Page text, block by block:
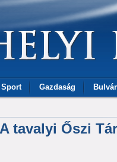
Sport Gazdaság Bulvár
A tavalyi Őszi